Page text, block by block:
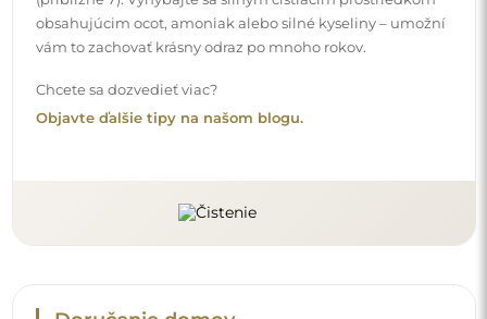
80×120 cm alebo s priemerom 100 cm). Pri väčších
produktoch sa môže vyžadovať drobná pomoc, napríklad
nezaplatíte, kuriér balík dovnútra vášho domu
neumiestni.